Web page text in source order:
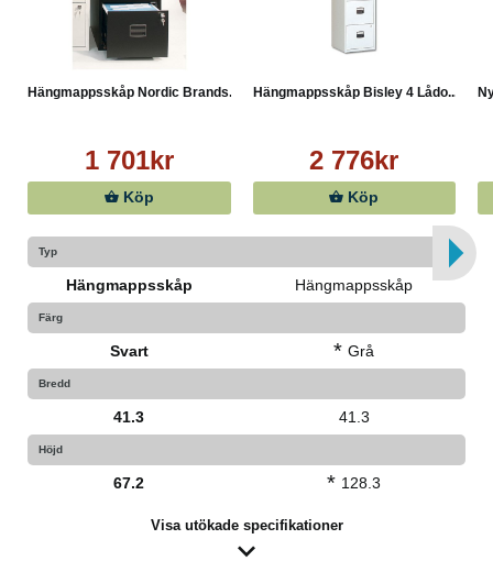
Hängmappsskåp Nordic Brands...
1 701kr
Köp
Hängmappsskåp Bisley 4 Lådo...
2 776kr
Köp
Typ
Hängmappsskåp Hängmappsskåp
Färg
Svart * Grå
Bredd
41.3 41.3
Höjd
67.2 * 128.3
Visa utökade specifikationer